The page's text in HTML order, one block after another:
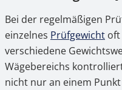
Bei der regelmäßigen
einzelnes Prüfgewicht oft
verschiedene
Wägebereichs
nicht nur an einem